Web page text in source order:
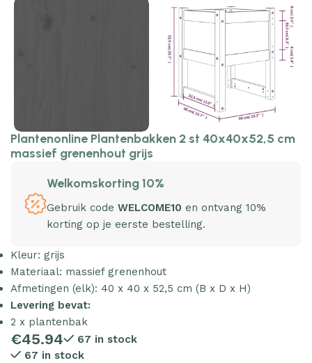
Plantenonline Plantenbakken 2 st 40x40x52,5 cm
massief grenenhout grijs
Welkomskorting 10%
Gebruik code WELCOME10 en ontvang 10%
korting op je eerste bestelling.
Kleur: grijs
Materiaal: massief grenenhout
Afmetingen (elk): 40 x 40 x 52,5 cm (B x D x H)
Levering bevat:
2 x plantenbak
€45.94
67 in stock
67 in stock